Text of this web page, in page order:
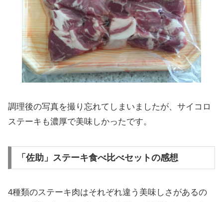
調理後の写真を撮り忘れてしまいましたが、サイコロ
ステーキも濃厚で美味しかったです。
「佐助」ステーキ食べ比べセットの感想
4種類のステーキ肉はそれぞれ違う美味しさがあるの